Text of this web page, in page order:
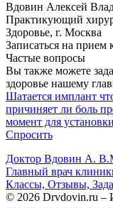
Вдовин Алексей
Практикующий
Здоровье, г. Москва
Записаться на прием
Частые вопросы
Вы также можете
здоровье нашему
Шатается имплант
причиняет ли боль
момент для
Спросить
Доктор Вдовин А. В.
Главный врач
Классы, Отзывы,
© 2026 Drvdovin.ru –